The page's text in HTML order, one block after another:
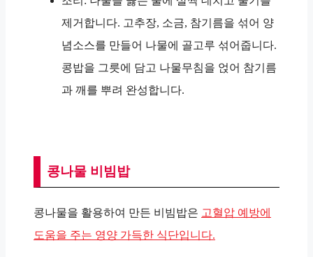
제거합니다. 고추장, 소금, 참기름을 섞어 양
념소스를 만들어 나물에 골고루 섞어줍니다.
콩밥을 그릇에 담고 나물무침을 얹어 참기름
과 깨를 뿌려 완성합니다.
콩나물 비빔밥
콩나물을 활용하여 만든 비빔밥은 고혈압 예방에
도움을 주는 영양 가득한 식단입니다.